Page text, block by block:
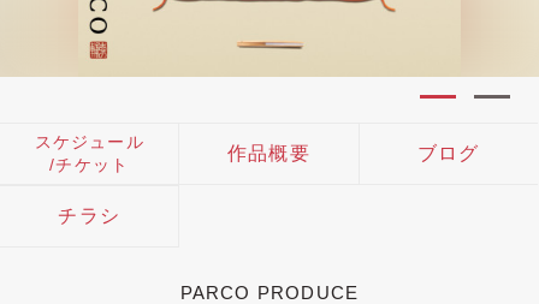
スケジュール
/チケット
作品概要 ブログ
チラシ
PARCO PRODUCE